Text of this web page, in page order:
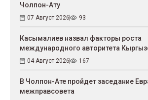
Чолпон-Ату
07 Август 2026 93
Касымалиев назвал факторы роста
международного авторитета
04 Август 2026 167
В Чолпон-Ате пройдет заседание
межправсовета